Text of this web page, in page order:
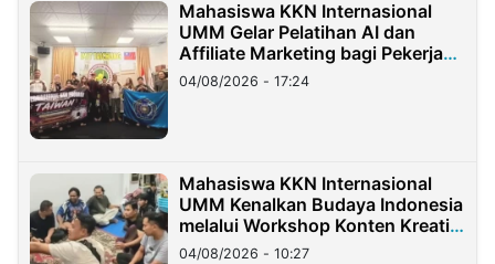
Mahasiswa KKN Internasional
UMM Gelar Pelatihan AI dan
Affiliate Marketing bagi Pekerja
Migran Indonesia di Taiwan
04/08/2026 - 17:24
Mahasiswa KKN Internasional
UMM Kenalkan Budaya Indonesia
melalui Workshop Konten Kreatif
di Taiwan
04/08/2026 - 10:27